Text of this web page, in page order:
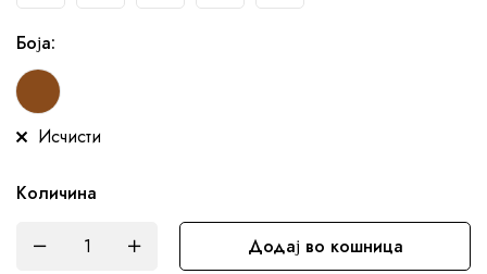
Боја:
Исчисти
Количина
Додај во кошница